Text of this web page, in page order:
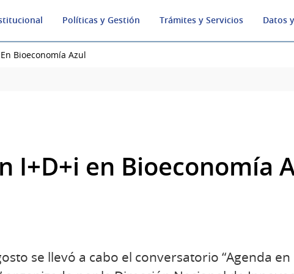
Políticas y Gestión Trámites y Servicios Datos
Bioeconomía Azul
I+D+i en Bioeconomía
se llevó a cabo el conversatorio “Agenda en